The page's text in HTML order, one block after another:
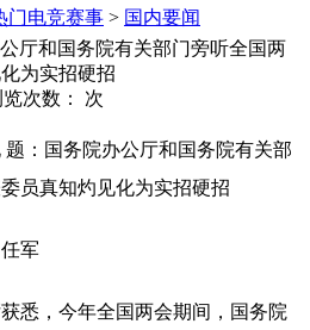
门电竞赛事 > 国内要闻
厅和国务院有关部门旁听全国两
为实招硬招
次数： 次
题：国务院办公厅和国务院有关部
员真知灼见化为实招硬招
军
悉，今年全国两会期间，国务院